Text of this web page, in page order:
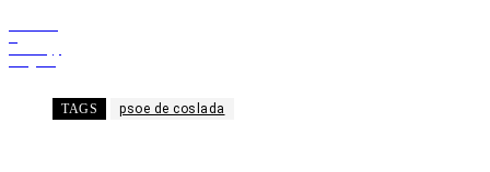
TAGS psoe de coslada